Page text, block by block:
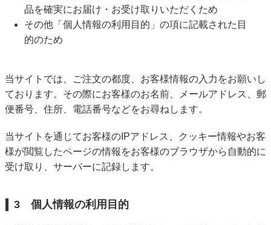
品を確実にお届け・お受け取りいただくため
その他「個人情報の利用目的」の項に記載された目
的のため
当サイトでは、ご注文の都度、お客様情報の入力をお願いし
ております。その際にお客様のお名前、メールアドレス、郵
便番号、住所、電話番号などをお尋ねします。
当サイトを通じてお客様のIPアドレス、クッキー情報やお客
様が閲覧したページの情報をお客様のブラウザから自動的に
受け取り、サーバーに記録します。
3 個人情報の利用目的